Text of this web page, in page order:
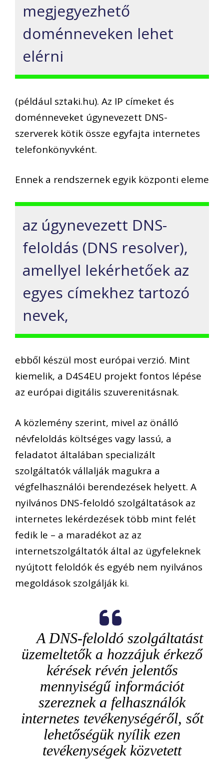
megjegyezhető
doménneveken lehet
elérni
(például sztaki.hu). Az IP címeket és
doménneveket úgynevezett DNS-
szerverek kötik össze egyfajta internetes
telefonkönyvként.
Ennek a rendszernek egyik központi eleme
az úgynevezett DNS-
feloldás (DNS resolver),
amellyel lekérhetőek az
egyes címekhez tartozó
nevek,
ebből készül most európai verzió. Mint
kiemelik, a D4S4EU projekt fontos lépése
az európai digitális szuverenitásnak.
A közlemény szerint, mivel az önálló
névfeloldás költséges vagy lassú, a
feladatot általában specializált
szolgáltatók vállalják magukra a
végfelhasználói berendezések helyett. A
nyilvános DNS-feloldó szolgáltatások az
internetes lekérdezések több mint felét
fedik le – a maradékot az az
internetszolgáltatók által az ügyfeleknek
nyújtott feloldók és egyéb nem nyilvános
megoldások szolgálják ki.
A DNS-feloldó szolgáltatást
üzemeltetők a hozzájuk érkező
kérések révén jelentős
mennyiségű információt
szereznek a felhasználók
internetes tevékenységéről, sőt
lehetőségük nyílik ezen
tevékenységek közvetett